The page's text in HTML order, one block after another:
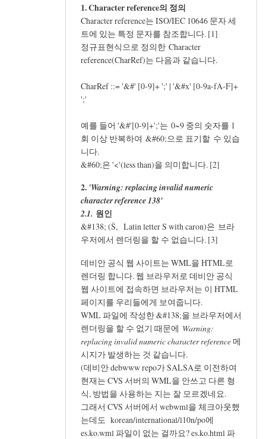
1. Character reference의 정의
Character reference는 ISO/IEC 10646 문자 세
트에 있는 특정 문자를 참조합니다. [1]
정규표현식으로 정의한 Character
reference(CharRef)는 다음과 같습니다.
CharRef ::= '&#' [0-9]+ ';' | '&#x' [0-9a-fA-F]+
';'
예를 들어 '&#'[0-9]+';'는 0~9 중의 숫자를 1
회 이상 반복하여 &#60;으로 표기할 수 있습
니다.
&#60;은 '<'(less than)을 의미합니다. [2]
2. 'Warning: replacing invalid numeric
character reference 138'
2.1. 원인
&#138; (Š, Latin letter S with caron)은 브라
우저에서 렌더링을 할 수 없습니다. [3]
데비안 공식 웹 사이트는 WML을 HTML로
렌더링 합니다. 웹 브라우저로 데비안 공식
웹 사이트에 접속하면 브라우저는 이 HTML
페이지를 우리들에게 보여줍니다.
WML 파일에 작성한 &#138;을 브라우저에서
렌더링을 할 수 없기 때문에 Warning:
replacing invalid numeric character reference메
시지가 발생하는 것 같습니다.
(데비안 debwww repo가 SALSA로 이전하여
현재는 CVS 서버의 WML을 안쓰고 다른 형
식, 방법을 사용하는 지는 잘 모르겠네요.
그래서 CVS 서버에서 webwml을 체크아웃했
는데도 korean/international/l10n/po에
es.ko.wml 파일이 없는 걸까요? es.ko.html 파